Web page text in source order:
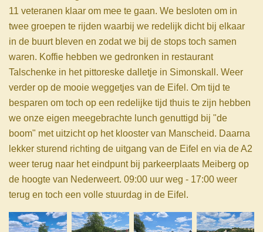
11 veteranen klaar om mee te gaan. We besloten om in
twee groepen te rijden waarbij we redelijk dicht bij elkaar
in de buurt bleven en zodat we bij de stops toch samen
waren. Koffie hebben we gedronken in restaurant
Talschenke in het pittoreske dalletje in Simonskall. Weer
verder op de mooie weggetjes van de Eifel. Om tijd te
besparen om toch op een redelijke tijd thuis te zijn hebben
we onze eigen meegebrachte lunch genuttigd bij "de
boom" met uitzicht op het klooster van Manscheid. Daarna
lekker sturend richting de uitgang van de Eifel en via de A2
weer terug naar het eindpunt bij parkeerplaats Meiberg op
de hoogte van Nederweert. 09:00 uur weg - 17:00 weer
terug en toch een volle stuurdag in de Eifel.